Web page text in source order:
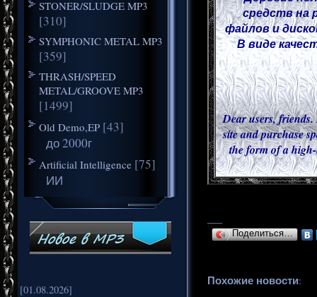
STONER/SLUDGE MP3
[310]
SYMPHONIC METAL MP3
[359]
THRASH/SPEED
METAL/GROOVE MP3
[1499]
Old Demo,EP [43]
до 2000г
Artificial Intelligence [75]
ИИ
[01.08.2026]
средств на
файлов и
В виде
Dear users,
site and purchase
the form of a
Поделиться…
Похожие новости: